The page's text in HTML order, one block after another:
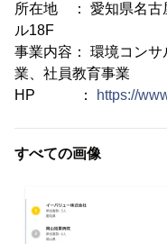
所在地 ： 愛知県名古
ル18F
事業内容： 環境コン
業、社員教育事業
HP ：
https://
すべての画像